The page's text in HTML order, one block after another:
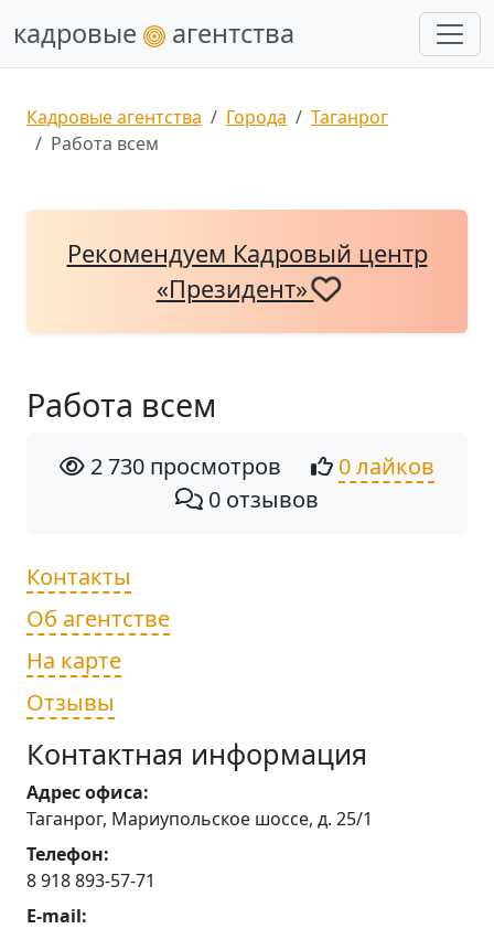
кадровые агентства
Кадровые агентства Города
Таганрог
Работа всем
Рекомендуем Кадровый центр
«Президент»
Работа всем
2 730 просмотров
0 лайков
0 отзывов
Контакты
Об агентстве
На карте
Отзывы
Контактная информация
Адрес офиса:
Таганрог, Мариупольское шоссе, д. 25/1
Телефон:
8 918 893-57-71
E-mail: